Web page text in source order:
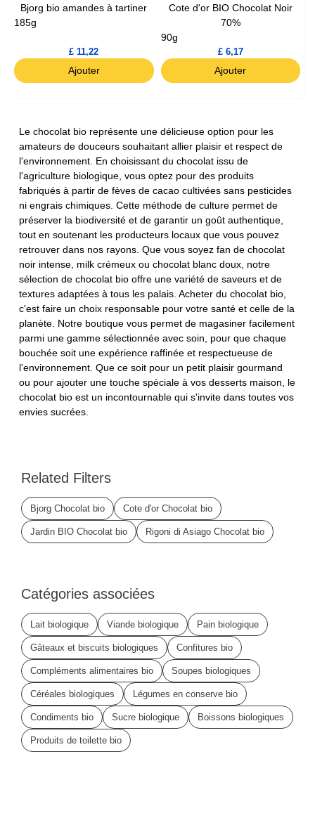
Bjorg bio amandes à tartiner
185g
£ 11,22
Ajouter
Cote d'or BIO Chocolat Noir
70%
90g
£ 6,17
Ajouter
Le chocolat bio représente une délicieuse option pour les
amateurs de douceurs souhaitant allier plaisir et respect de
l'environnement. En choisissant du chocolat issu de
l'agriculture biologique, vous optez pour des produits
fabriqués à partir de fèves de cacao cultivées sans pesticides
ni engrais chimiques. Cette méthode de culture permet de
préserver la biodiversité et de garantir un goût authentique,
tout en soutenant les producteurs locaux que vous pouvez
retrouver dans nos rayons. Que vous soyez fan de chocolat
noir intense, milk crémeux ou chocolat blanc doux, notre
sélection de chocolat bio offre une variété de saveurs et de
textures adaptées à tous les palais. Acheter du chocolat bio,
c'est faire un choix responsable pour votre santé et celle de la
planète. Notre boutique vous permet de magasiner facilement
parmi une gamme sélectionnée avec soin, pour que chaque
bouchée soit une expérience raffinée et respectueuse de
l'environnement. Que ce soit pour un petit plaisir gourmand
ou pour ajouter une touche spéciale à vos desserts maison, le
chocolat bio est un incontournable qui s'invite dans toutes vos
envies sucrées.
Related Filters
Bjorg Chocolat bio Cote d'or Chocolat bio
Jardin BIO Chocolat bio Rigoni di Asiago Chocolat bio
Catégories associées
Lait biologique Viande biologique Pain biologique
Gâteaux et biscuits biologiques Confitures bio
Compléments alimentaires bio Soupes biologiques
Céréales biologiques Légumes en conserve bio
Condiments bio Sucre biologique Boissons biologiques
Produits de toilette bio